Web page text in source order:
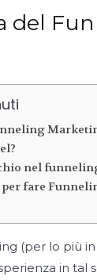
del
nel
per fare
(per lo più
in tal